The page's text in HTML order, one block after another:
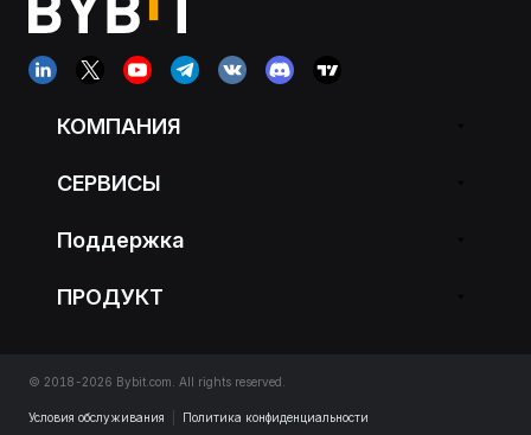
КОМПАНИЯ
СЕРВИСЫ
Поддержка
ПРОДУКТ
© 2018-2026 Bybit.com. All rights reserved.
Условия обслуживания Политика конфиденциальности